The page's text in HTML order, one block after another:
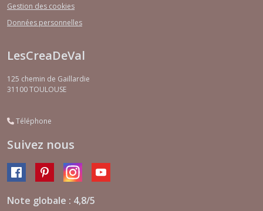
Gestion des cookies
Données personnelles
LesCreaDeVal
125 chemin de Gaillardie
31100TOULOUSE
Téléphone
Suivez nous
Note globale : 4,8/5